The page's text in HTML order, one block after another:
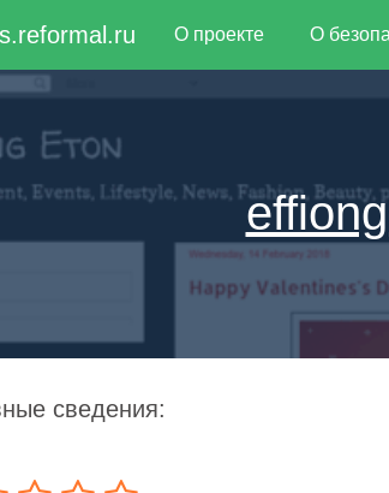
О проекте О
сведения: